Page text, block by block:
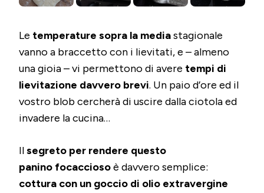
Le temperature sopra la mediastagionale
vanno a braccetto con i lievitati, e – almeno
una gioia – vi permettono di avere tempi di
lievitazione davvero brevi. Un paio d’ore ed il
vostro blob cercherà di uscire dalla ciotola ed
invadere la cucina…
Ilsegreto per rendere questo
panino focacciosoè davvero semplice:
cottura con un goccio di olio extravergine